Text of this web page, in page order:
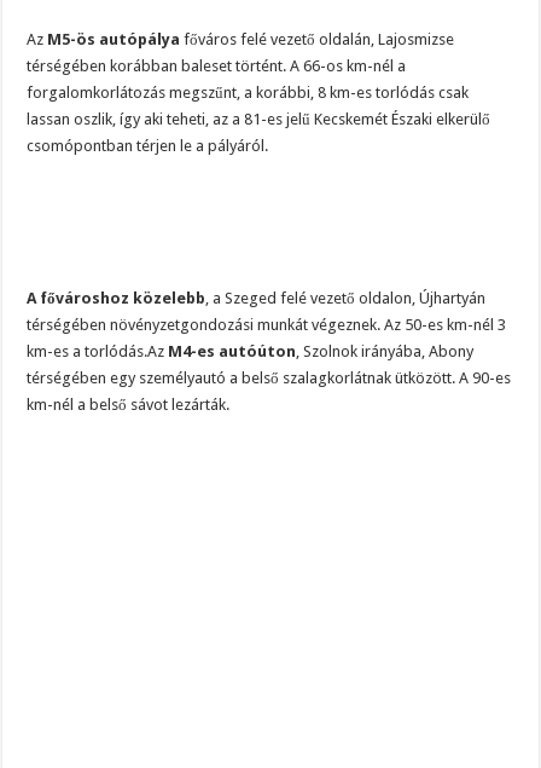
Az M5-ös autópálya főváros felé vezető oldalán, Lajosmizse
térségében korábban baleset történt. A 66-os km-nél a
forgalomkorlátozás megszűnt, a korábbi, 8 km-es torlódás csak
lassan oszlik, így aki teheti, az a 81-es jelű Kecskemét Északi elkerülő
csomópontban térjen le a pályáról.
A fővároshoz közelebb, a Szeged felé vezető oldalon, Újhartyán
térségében növényzetgondozási munkát végeznek. Az 50-es km-nél 3
km-es a torlódás.Az M4-es autóúton, Szolnok irányába, Abony
térségében egy személyautó a belső szalagkorlátnak ütközött. A 90-es
km-nél a belső sávot lezárták.